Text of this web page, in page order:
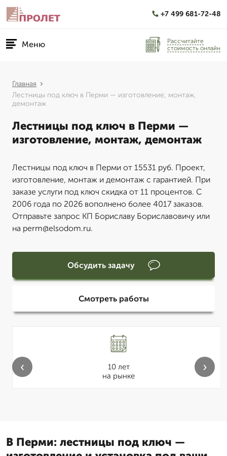
+7 499 681-72-48
Меню
Рассчитайте
стоимость онлайн
Главная
Лестницы под ключ в Перми — изготовление, монтаж,
демонтаж
Лестницы под ключ в Перми —
изготовление, монтаж, демонтаж
Лестницы под ключ в Перми от 15531 руб. Проект,
изготовление, монтаж и демонтаж с гарантией. При
заказе услуги под ключ скидка от 11 процентов. С
2006 года по 2026 вополнено более 4017 заказов.
Отправьте запрос КП Бориславу Бориславовичу или
на perm@elsodom.ru.
Обсудить задачу
Смотреть работы
10 лет
на рынке
‹ ›
В Перми: лестницы под ключ —